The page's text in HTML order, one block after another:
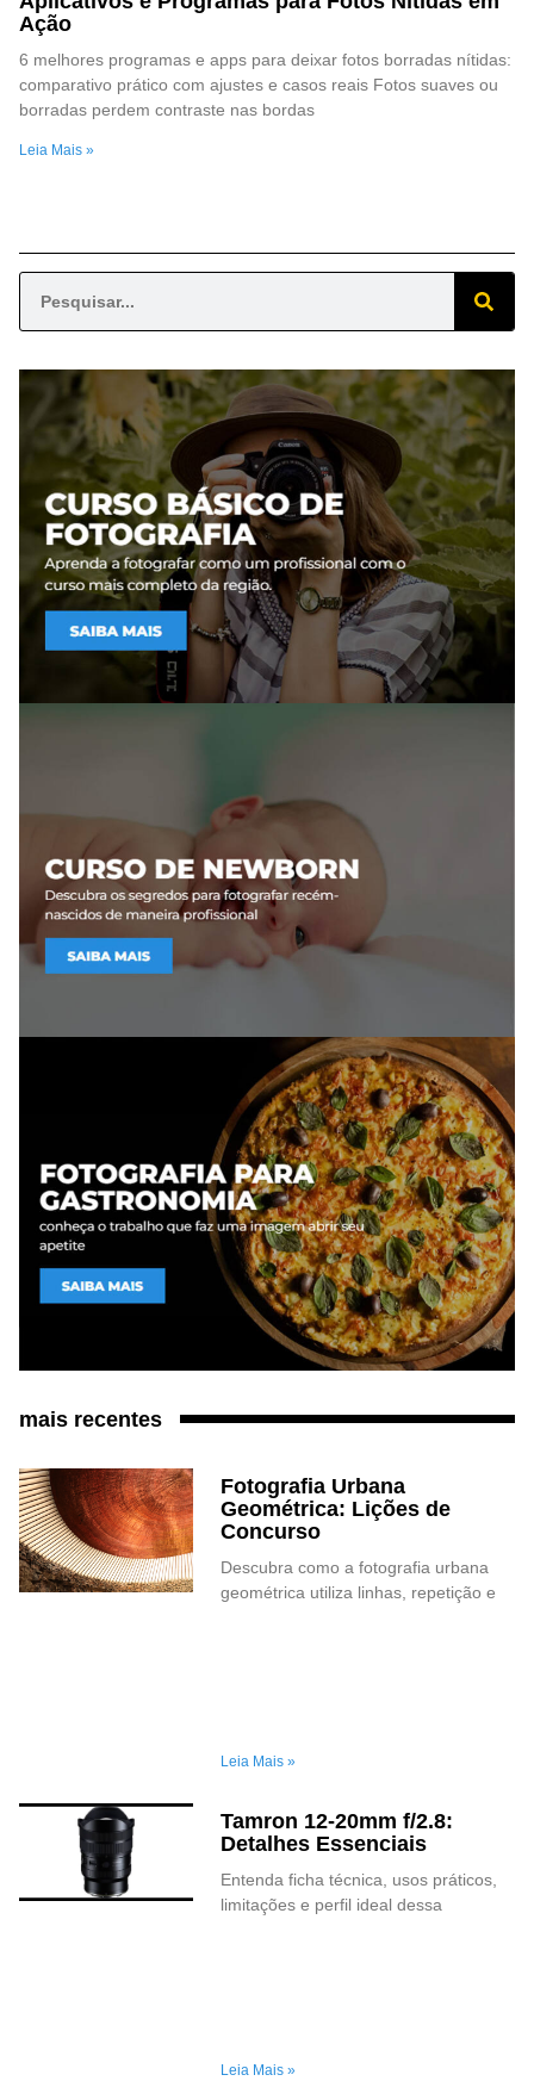
Ação
6 melhores programas e apps para deixar fotos borradas nítidas:
comparativo prático com ajustes e casos reais Fotos suaves ou
borradas perdem contraste nas bordas
Leia Mais »
mais recentes
Fotografia Urbana
Geométrica: Lições de
Concurso
Descubra como a fotografia urbana
geométrica utiliza linhas, repetição e
Leia Mais »
Tamron 12-20mm f/2.8:
Detalhes Essenciais
Entenda ficha técnica, usos práticos,
limitações e perfil ideal dessa
Leia Mais »